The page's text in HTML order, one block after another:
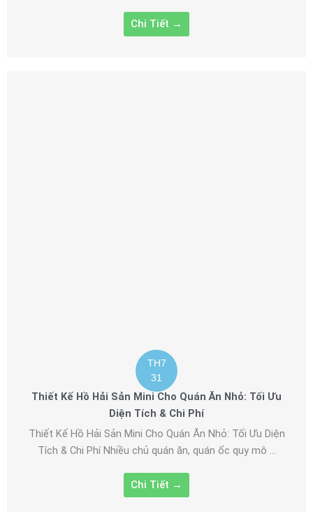
Chi Tiết →
TH7
31
Thiết Kế Hồ Hải Sản Mini Cho Quán Ăn Nhỏ: Tối Ưu
Diện Tích & Chi Phí
Thiết Kế Hồ Hải Sản Mini Cho Quán Ăn Nhỏ: Tối Ưu Diện
Tích & Chi Phí Nhiều chủ quán ăn, quán ốc quy mô ...
Chi Tiết →